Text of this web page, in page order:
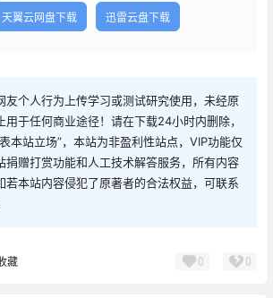
天翼云网盘下载 迅雷云盘下载
友个人行为上传学习或测试研究使用，未经原
于任何商业途径！请在下载24小时内删除，
本站立场”，本站为非盈利性站点，VIP功能仅
捐赠打赏功能和人工技术解答服务，所有内容
若本站内容侵犯了原著者的合法权益，可联系
藏 0 0